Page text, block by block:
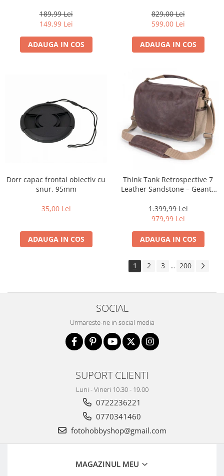
189,99 Lei
149,99 Lei
ADAUGA IN COS
829,00 Lei
599,00 Lei
ADAUGA IN COS
Dorr capac frontal obiectiv cu
snur, 95mm
35,00 Lei
ADAUGA IN COS
Think Tank Retrospective 7
Leather Sandstone – Geantă
DSLR/Mirrorless
1.399,99 Lei
979,99 Lei
ADAUGA IN COS
1 2 3 ... 200
SOCIAL
Urmareste-ne in social media
SUPORT CLIENTI
Luni - Vineri 10.30 - 19.00
0722236221
0770341460
fotohobbyshop@gmail.com
MAGAZINUL MEU